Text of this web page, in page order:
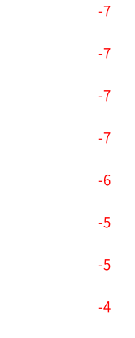
-7
-7
-7
-7
-6
-5
-5
-4